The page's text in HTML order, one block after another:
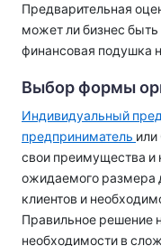
Предварительная
может ли бизнес
финансовая подушка
Выбор формы
Индивидуальный
предприниматель
свои преимущества и
ожидаемого размера
клиентов и
Правильное решение
необходимости в